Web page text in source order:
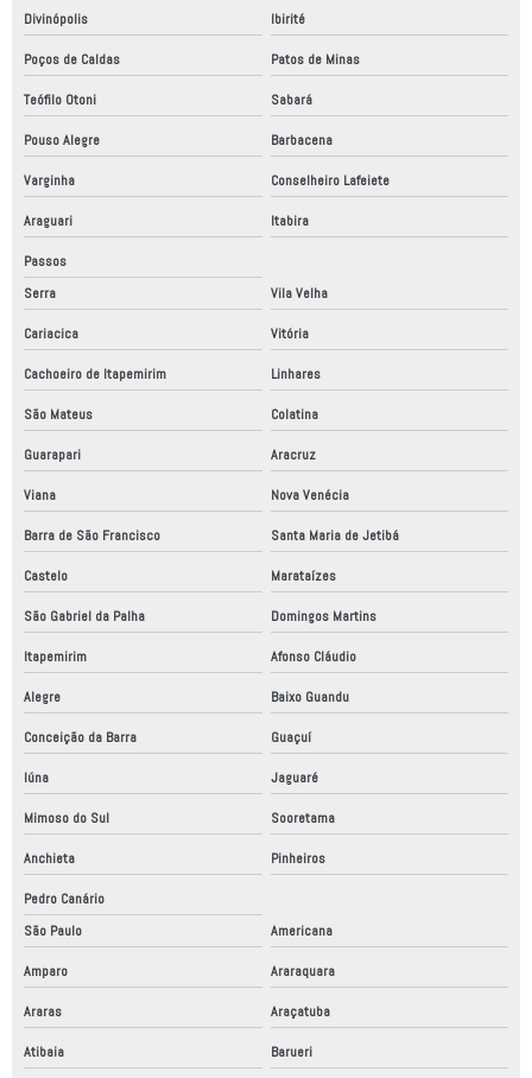
Empresas fabricantes de equipamentos industriais
Empresas fabricantes de máquinas especiais
Empresas que fazem adequação nr12
Equipamentos de automação industrial
Fabrica de automação industrial
Fábrica de robôs no brasil
Fabricação de máquinas de automação
Fabricante de máquinas especiais
Fabricantes de automação industrial
Fornecedor de robô
Fornecedores de automação industrial
Instalação de máquinas e equipamentos industriais
Instalação de painel elétrico
Laudo de conformidade nr12
Laudo de conformidade técnica
Linha de montagem automatizada
Linha de produção automação industrial
Montagem de painéis de comandos elétricos
Montagem de painéis elétricos
Montagem de painéis elétricos em são paulo
Montagem de painel elétrico industrial
Divinópolis Ibirité
Poços de Caldas Patos de Minas
Teófilo Otoni Sabará
Pouso Alegre Barbacena
Varginha Conselheiro Lafeiete
Araguari Itabira
Passos
Serra
Vila Velha
Cariacica Vitória
Cachoeiro de Itapemirim Linhares
São Mateus Colatina
Guarapari Aracruz
Viana Nova Venécia
Barra de São Francisco Santa Maria de Jetibá
Castelo Marataízes
São Gabriel da Palha Domingos Martins
Itapemirim Afonso Cláudio
Alegre Baixo Guandu
Conceição da Barra Guaçuí
Iúna Jaguaré
Mimoso do Sul Sooretama
Anchieta Pinheiros
Pedro Canário
São Paulo
Americana
Amparo Araraquara
Araras Araçatuba
Atibaia Barueri